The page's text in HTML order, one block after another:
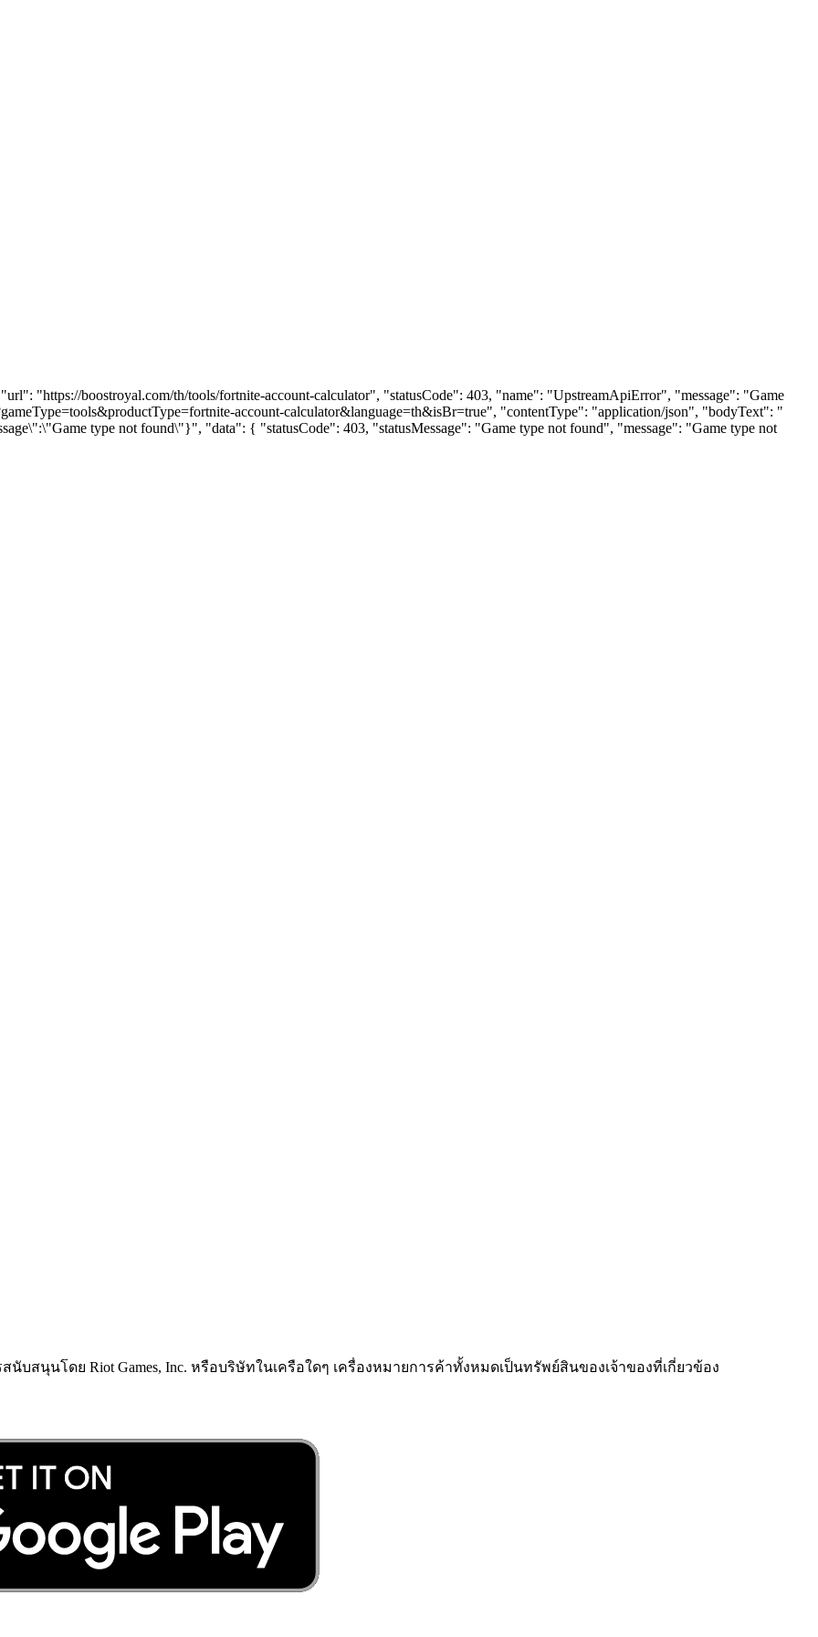
"https://boostroyal.com/th/tools/fortnite-account-calculator", "statusCode": 403, "name": "UpstreamApiError", "message": "Game
account-calculator&language=th&isBr=true", "contentType": "application/json", "bodyText": "
type not found\"}", "data": { "statusCode": 403, "statusMessage": "Game type not found", "message": "Game type not
นับสนุนโดย Riot Games, Inc. หรือบริษัทในเครือใดๆ เครื่องหมายการค้าทั้งหมดเป็นทรัพย์สินของเจ้าของที่เกี่ยวข้อง